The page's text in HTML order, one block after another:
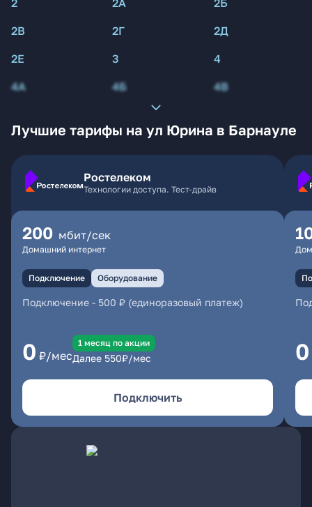
2
2А
2Б
2В
2Г
2Д
2Е
3
4
4А
4Б 4В
Лучшие тарифы на ул Юрина в Барнауле
Ростелеком
Технологии доступа. Тест-драйв
200 мбит/сек
Домашний интернет
Подключение Оборудование
Подключение - 500 ₽ (единоразовый платеж)
0 ₽/мес
1 месяц по акции
Далее 550₽/мес
Подключить
0